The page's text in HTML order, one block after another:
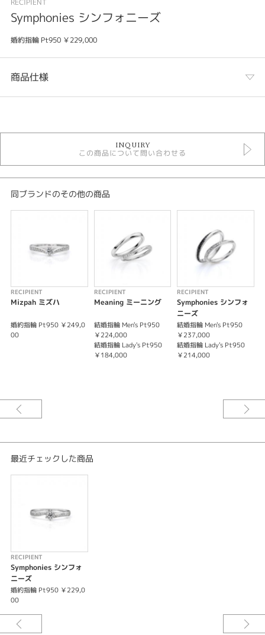
Symphonies シンフォニーズ
婚約指輪 Pt950 ￥229,000
商品仕様
婚約指輪
RECIPIENT ＞ 婚約指輪
テイスト
分け合って、分かち合うから
私たちはもっともっと幸せになっていく
※価格は税込になります。
※婚約指輪のセンターダイヤモンドの価格は含まれておりません。
INQUIRY
この商品について問い合わせる
同ブランドのその他の商品
RECIPIENT
Mizpah ミズハ
婚約指輪 Pt950 ￥249,0
00
RECIPIENT
Meaning ミーニング
結婚指輪 Men's Pt950
￥224,000
結婚指輪 Lady's Pt950
￥184,000
RECIPIENT
Symphonies シンフォ
ニーズ
結婚指輪 Men's Pt950
￥237,000
結婚指輪 Lady's Pt950
￥214,000
最近チェックした商品
RECIPIENT
Symphonies シンフォ
ニーズ
婚約指輪 Pt950 ￥229,0
00